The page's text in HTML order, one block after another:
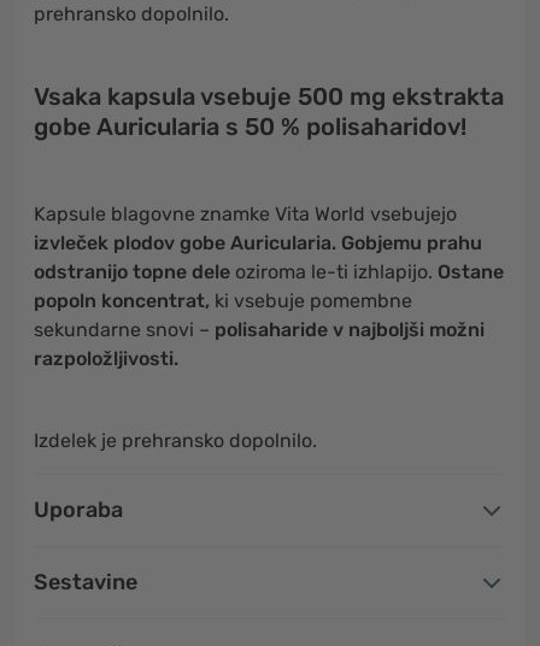
prehransko dopolnilo.
Vsaka kapsula vsebuje 500 mg ekstrakta
gobe Auricularia s 50 % polisaharidov!
Kapsule blagovne znamke Vita World vsebujejo
izvleček plodov gobe Auricularia. Gobjemu prahu
odstranijo topne dele oziroma le-ti izhlapijo. Ostane
popoln koncentrat, ki vsebuje pomembne
sekundarne snovi – polisaharide v najboljši možni
razpoložljivosti.
Izdelek je prehransko dopolnilo.
Uporaba
Sestavine